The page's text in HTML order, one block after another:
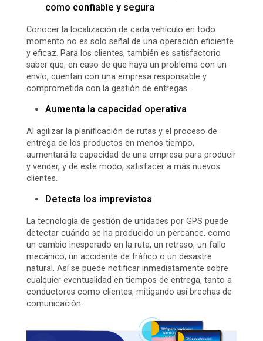
como confiable y segura
Conocer la localización de cada vehículo en todo
momento no es solo señal de una operación eficiente
y eficaz. Para los clientes, también es satisfactorio
saber que, en caso de que haya un problema con un
envío, cuentan con una empresa responsable y
comprometida con la gestión de entregas.
Aumenta la capacidad operativa
Al agilizar la planificación de rutas y el proceso de
entrega de los productos en menos tiempo,
aumentará la capacidad de una empresa para producir
y vender, y de este modo, satisfacer a más nuevos
clientes.
Detecta los imprevistos
La tecnología de gestión de unidades por GPS puede
detectar cuándo se ha producido un percance, como
un cambio inesperado en la ruta, un retraso, un fallo
mecánico, un accidente de tráfico o un desastre
natural. Así se puede notificar inmediatamente sobre
cualquier eventualidad en tiempos de entrega, tanto a
conductores como clientes, mitigando así brechas de
comunicación.